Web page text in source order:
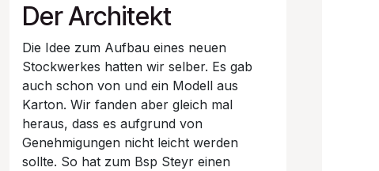
Der Architekt
Die Idee zum Aufbau eines neuen
Stockwerkes hatten wir selber. Es gab
auch schon von und ein Modell aus
Karton. Wir fanden aber gleich mal
heraus, dass es aufgrund von
Genehmigungen nicht leicht werden
sollte. So hat zum Bsp Steyr einen